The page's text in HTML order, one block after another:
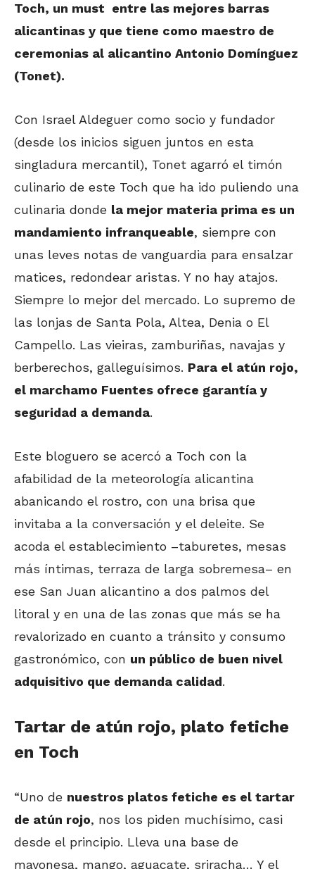
Toch, un must entre las mejores barras
alicantinas y que tiene como maestro de
ceremonias al alicantino Antonio Domínguez
(Tonet).
Con Israel Aldeguer como socio y fundador
(desde los inicios siguen juntos en esta
singladura mercantil), Tonet agarró el timón
culinario de este Toch que ha ido puliendo una
culinaria donde la mejor materia prima es un
mandamiento infranqueable, siempre con
unas leves notas de vanguardia para ensalzar
matices, redondear aristas. Y no hay atajos.
Siempre lo mejor del mercado. Lo supremo de
las lonjas de Santa Pola, Altea, Denia o El
Campello. Las vieiras, zamburiñas, navajas y
berberechos, galleguísimos. Para el atún rojo,
el marchamo Fuentes ofrece garantía y
seguridad a demanda.
Este bloguero se acercó a Toch con la
afabilidad de la meteorología alicantina
abanicando el rostro, con una brisa que
invitaba a la conversación y el deleite. Se
acoda el establecimiento –taburetes, mesas
más íntimas, terraza de larga sobremesa– en
ese San Juan alicantino a dos palmos del
litoral y en una de las zonas que más se ha
revalorizado en cuanto a tránsito y consumo
gastronómico, con un público de buen nivel
adquisitivo que demanda calidad.
Tartar de atún rojo, plato fetiche
en Toch
“Uno de nuestros platos fetiche es el tartar
de atún rojo, nos los piden muchísimo, casi
desde el principio. Lleva una base de
mayonesa, mango, aguacate, sriracha… Y el